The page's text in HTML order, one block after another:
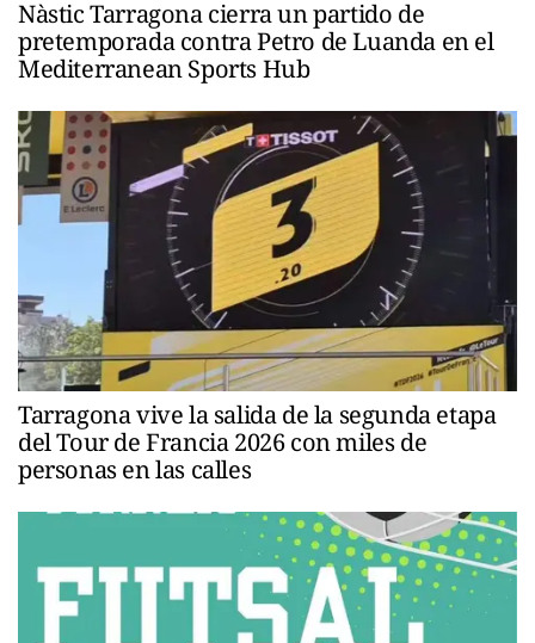
Nàstic Tarragona cierra un partido de
pretemporada contra Petro de Luanda en el
Mediterranean Sports Hub
Tarragona vive la salida de la segunda etapa
del Tour de Francia 2026 con miles de
personas en las calles